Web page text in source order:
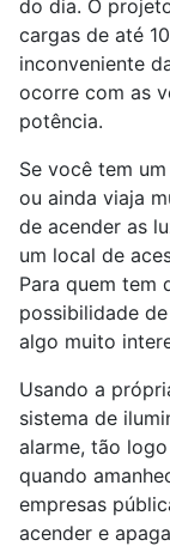
do dia. O
cargas de até
inconveniente
ocorre com as
potência.
Se você tem
ou ainda viaja
de acender as
um local de
Para quem tem
possibilidade
algo muito
Usando a
sistema de
alarme, tão
quando
empresas
acender e